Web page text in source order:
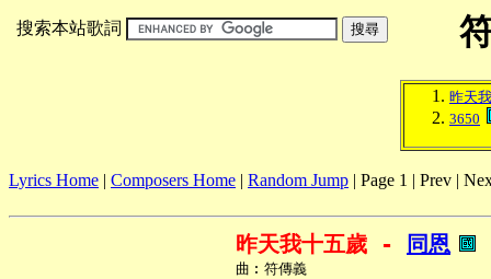
搜索本站歌詞
昨天
3650
Lyrics Home | Composers Home | Random Jump | Page 1 | Prev |
昨天我十五歲 - 同恩
     曲︰符傳義